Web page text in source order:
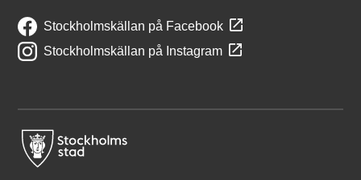
Stockholmskällan på Facebook
Stockholmskällan på Instagram